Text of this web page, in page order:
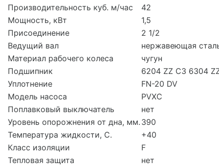
Производительность куб. м/час
42
Мощность, кВт
1,5
Присоединение
2 1/2
Ведущий вал
нержавеющая
Материал рабочего колеса
чугун
Подшипник
6204 ZZ С3 6304
Уплотнение
FN-20 DV
Модель насоса
PVXC
Поплавковый выключатель
нет
Уровень опорожнения от дна, мм. 390
Температура жидкости, С.
+40
Класс изоляции
F
Тепловая защита
нет